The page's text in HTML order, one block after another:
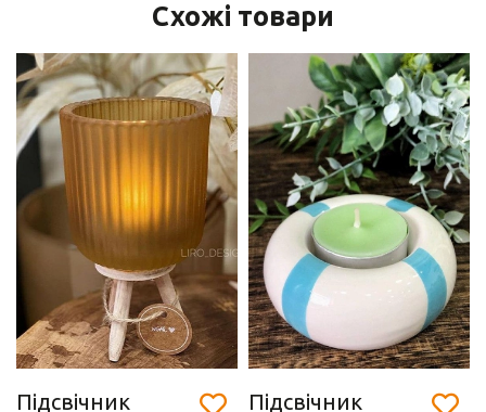
Схожі товари
Підсвічник
Підсвічник